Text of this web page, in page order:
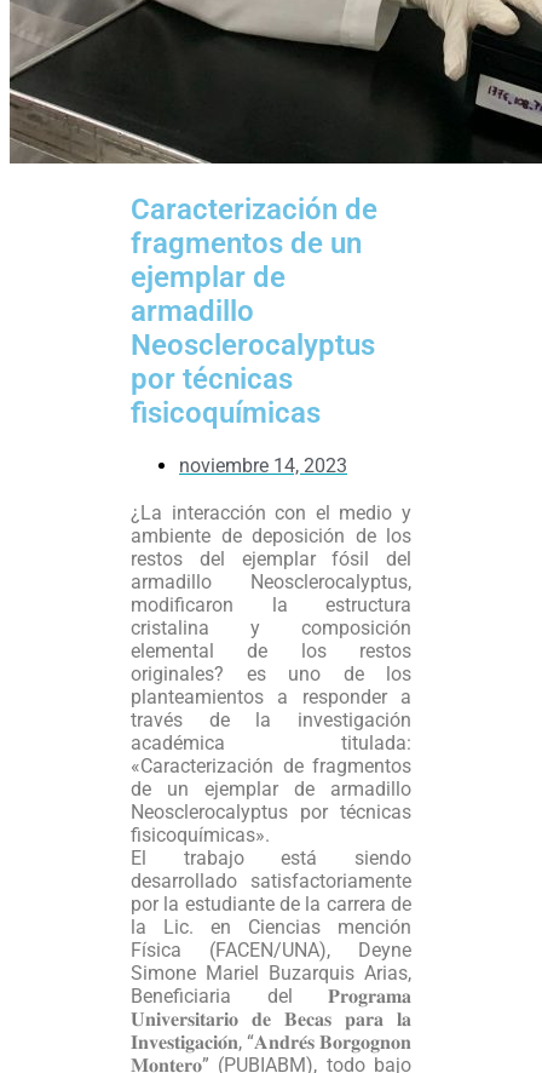
Caracterización de
fragmentos de un
ejemplar de
armadillo
Neosclerocalyptus
por técnicas
fisicoquímicas
noviembre 14, 2023
¿La interacción con el medio y
ambiente de deposición de los
restos del ejemplar fósil del
armadillo Neosclerocalyptus,
modificaron la estructura
cristalina y composición
elemental de los restos
originales? es uno de los
planteamientos a responder a
través de la investigación
académica titulada:
«Caracterización de fragmentos
de un ejemplar de armadillo
Neosclerocalyptus por técnicas
fisicoquímicas».
El trabajo está siendo
desarrollado satisfactoriamente
por la estudiante de la carrera de
la Lic. en Ciencias mención
Física (FACEN/UNA), Deyne
Simone Mariel Buzarquis Arias,
Beneficiaria del 𝐏𝐫𝐨𝐠𝐫𝐚𝐦𝐚
𝐔𝐧𝐢𝐯𝐞𝐫𝐬𝐢𝐭𝐚𝐫𝐢𝐨 𝐝𝐞 𝐁𝐞𝐜𝐚𝐬 𝐩𝐚𝐫𝐚 𝐥𝐚
𝐈𝐧𝐯𝐞𝐬𝐭𝐢𝐠𝐚𝐜𝐢𝐨́𝐧, “𝐀𝐧𝐝𝐫𝐞́𝐬 𝐁𝐨𝐫𝐠𝐨𝐠𝐧𝐨𝐧
𝐌𝐨𝐧𝐭𝐞𝐫𝐨” (PUBIABM), todo bajo